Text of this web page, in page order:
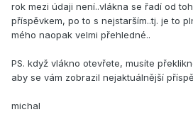
rok mezi údaji není..vlákna se řadí od
příspěvkem, po to s nejstarším..tj. je to
mého naopak velmi přehledné..
PS. když vlákno otevřete, musíte
aby se vám zobrazil nejaktuálnější
michal